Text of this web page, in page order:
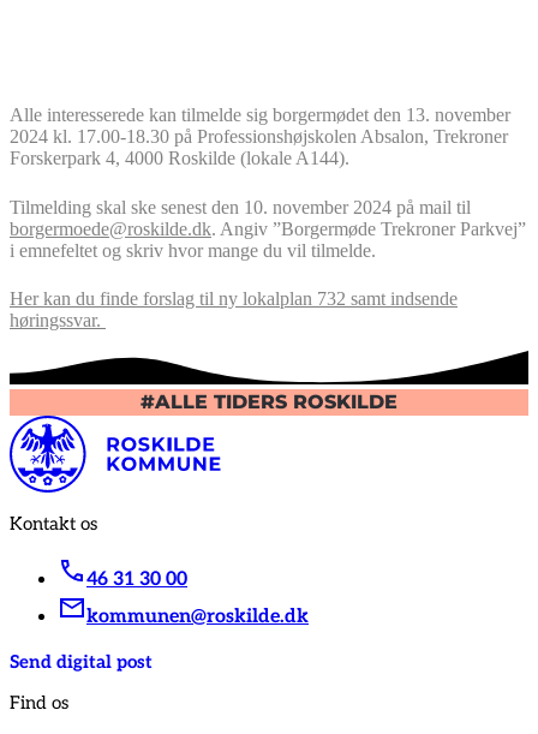
Alle interesserede kan tilmelde sig borgermødet den 13. november
2024 kl. 17.00-18.30 på Professionshøjskolen Absalon, Trekroner
Forskerpark 4, 4000 Roskilde (lokale A144).
Tilmelding skal ske senest den 10. november 2024 på mail til
borgermoede@roskilde.dk. Angiv ”Borgermøde Trekroner Parkvej”
i emnefeltet og skriv hvor mange du vil tilmelde.
Her kan du finde forslag til ny lokalplan 732 samt indsende
høringssvar.
#ALLE TIDERS ROSKILDE
Kontakt os
46 31 30 00
kommunen@roskilde.dk
Send digital post
Find os